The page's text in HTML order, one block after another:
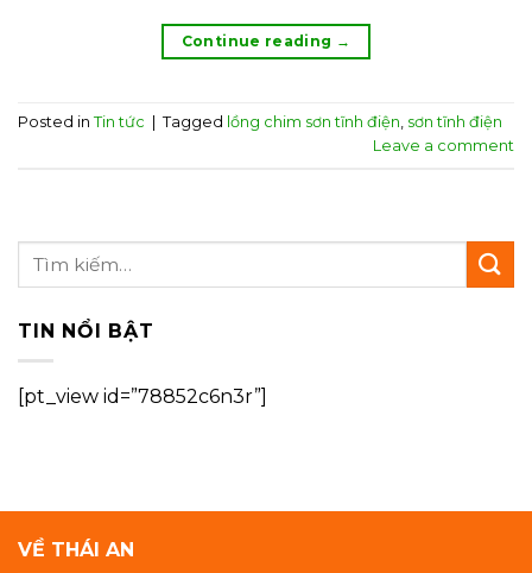
Continue reading →
Posted in Tin tức Tagged lồng chim sơn tĩnh điện, sơn tĩnh điện
Leave a comment
TIN NỔI BẬT
[pt_view id=”78852c6n3r”]
VỀ THÁI AN